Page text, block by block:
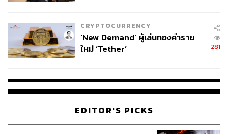
CRYPTOCURRENCY
‘New Demand’ ผู้เล่นทองคำราย
ใหม่ ‘Tether’
281
EDITOR'S PICKS